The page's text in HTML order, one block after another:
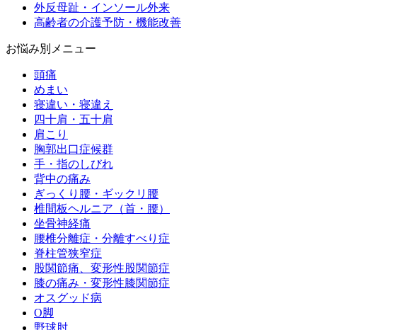
外反母趾・インソール外来
高齢者の介護予防・機能改善
お悩み別メニュー
頭痛
めまい
寝違い・寝違え
四十肩・五十肩
肩こり
胸郭出口症候群
手・指のしびれ
背中の痛み
ぎっくり腰・ギックリ腰
椎間板ヘルニア（首・腰）
坐骨神経痛
腰椎分離症・分離すべり症
脊柱管狭窄症
股関節痛、変形性股関節症
膝の痛み・変形性膝関節症
オスグッド病
O脚
野球肘